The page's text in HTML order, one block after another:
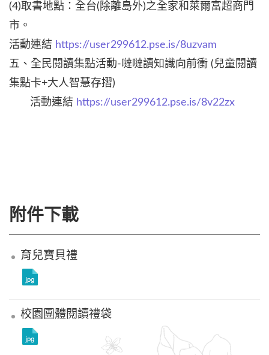
(4)取書地點：全台(除離島外)之全家和萊爾富超商門
市。
活動連結 https://user299612.pse.is/8uzvam
五、全民閱讀集點活動-噠噠讀知識向前衝 (兒童閱讀
集點卡+大人智慧存摺)
活動連結 https://user299612.pse.is/8v22zx
附件下載
育兒寶貝禮
校園團體閱讀禮袋